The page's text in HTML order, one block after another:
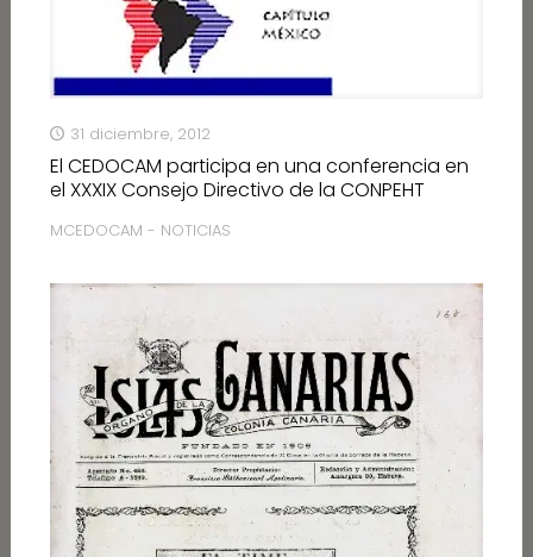
31 diciembre, 2012
El CEDOCAM participa en una conferencia en
el XXXIX Consejo Directivo de la CONPEHT
MCEDOCAM - NOTICIAS